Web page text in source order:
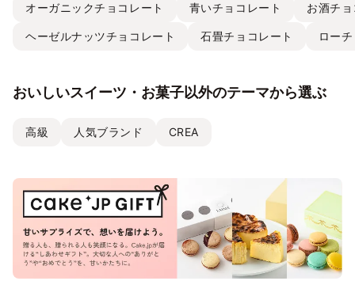
オーガニックチョコレート 青いチョコレート お酒チ
ヘーゼルナッツチョコレート 石畳チョコレート ロー
おいしいスイーツ・お菓子以外のテーマから選ぶ
高級 人気ブランド CREA